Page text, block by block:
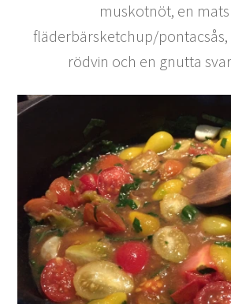
muskotnöt, en
fläderbärsketchup/
rödvin och en gnutta